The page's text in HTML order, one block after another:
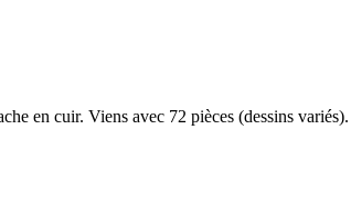
en cuir. Viens avec 72 pièces (dessins